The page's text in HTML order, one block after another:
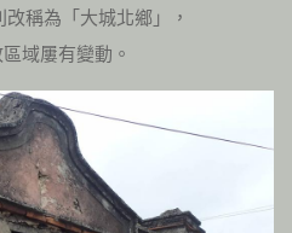
稱為「大城北鄉」，
域屢有變動。